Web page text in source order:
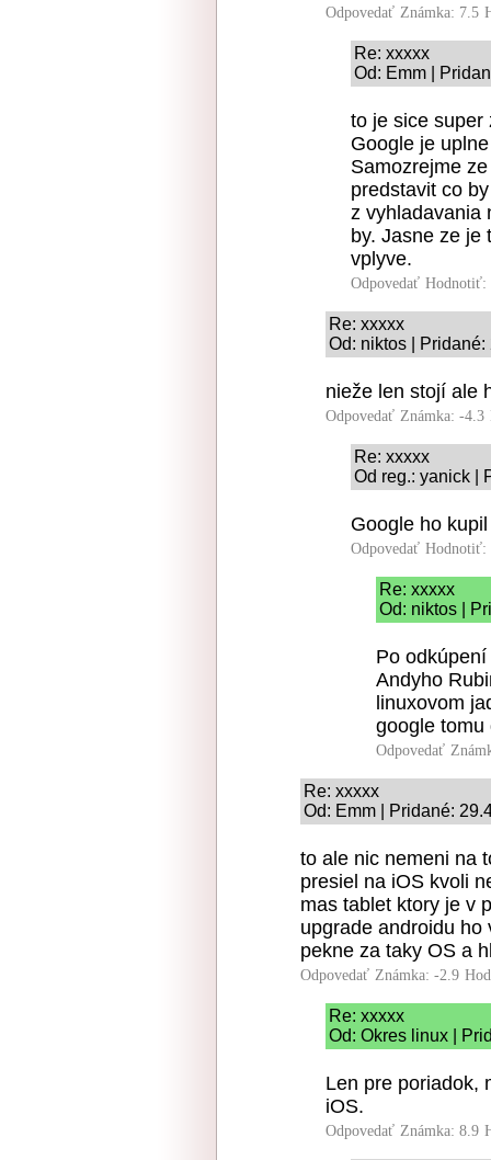
Odpovedať Známka: 7.5
Re: xxxxx
Od: Emm |
to je sice super
Google je
Samozrejme
predstavit co
z vyhladavania
by. Jasne ze je
vplyve.
Odpovedať Hodnotiť:
Re: xxxxx
Od: niktos |
nieže len stojí ale
Odpovedať Známka: -4.3
Re: xxxxx
Od reg.: yanick |
Google ho
Odpovedať Hodnotiť:
Re: xxxxx
Od: niktos |
Po
Andyho
linuxovom
google tomu
Odpovedať
Re: xxxxx
Od: Emm | Pridané:
to ale nic nemeni na
presiel na iOS kvoli
mas tablet ktory je v
upgrade androidu ho
pekne za taky OS a
Odpovedať Známka: -2.9
Re: xxxxx
Od: Okres linux |
Len pre poriadok,
iOS.
Odpovedať Známka: 8.9